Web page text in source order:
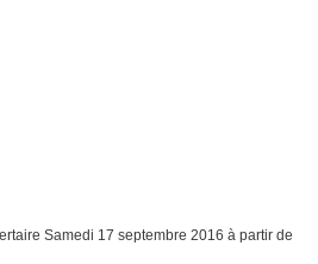
Samedi 17 septembre 2016 à partir de